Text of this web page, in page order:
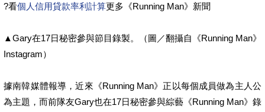
?看個人信用貸款率利計算更多《Running Man》新聞
▲Gary在17日秘密參與節目錄製。（圖／翻攝自《Running Man》
Instagram）
據南韓媒體報導，近來《Running Man》正以每個成員做為主人公
為主題，而前隊友Gary也在17日秘密參與綜藝《Running Man》錄